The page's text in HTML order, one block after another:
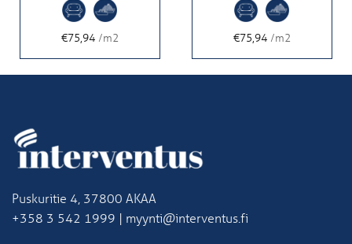
€75,94/m2 €75,94/m2
Puskuritie 4, 37800 AKAA
+358 3 542 1999 | myynti@interventus.fi